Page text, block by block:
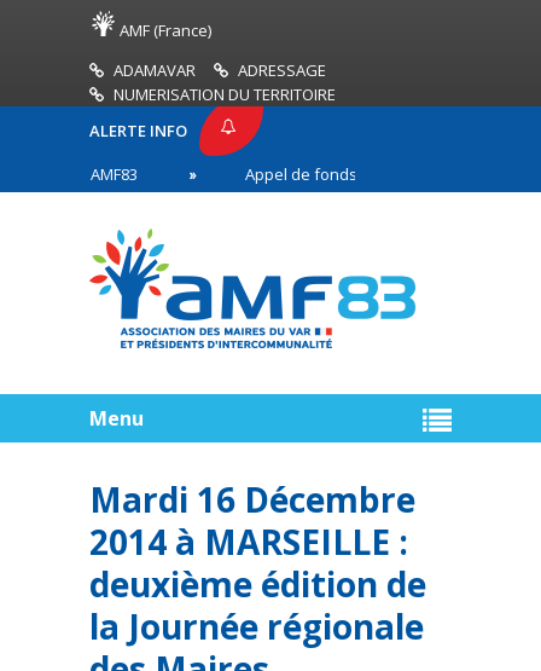
AMF (France)
ADAMAVAR
ADRESSAGE
NUMERISATION DU TERRITOIRE
ALERTE INFO
AMF83
Appel de fonds incendies de forêt
en première ligne
Menu
Mardi 16 Décembre
2014 à MARSEILLE :
deuxième édition de
la Journée régionale